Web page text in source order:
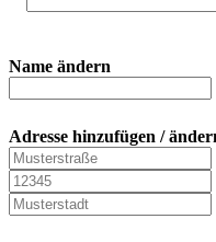
Name ändern
Adresse hinzufügen /